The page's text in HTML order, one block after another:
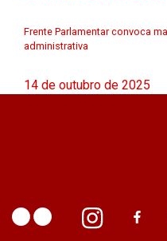
Frente Parlamentar convoca
administrativa
14 de outubro de 2025